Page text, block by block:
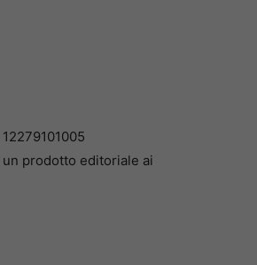
prodotto editoriale ai